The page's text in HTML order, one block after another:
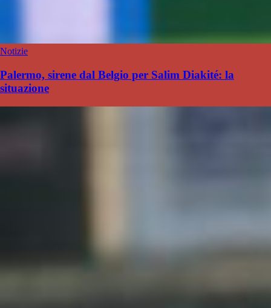
Notizie
Palermo, sirene dal Belgio per Salim Diakité: la
situazione